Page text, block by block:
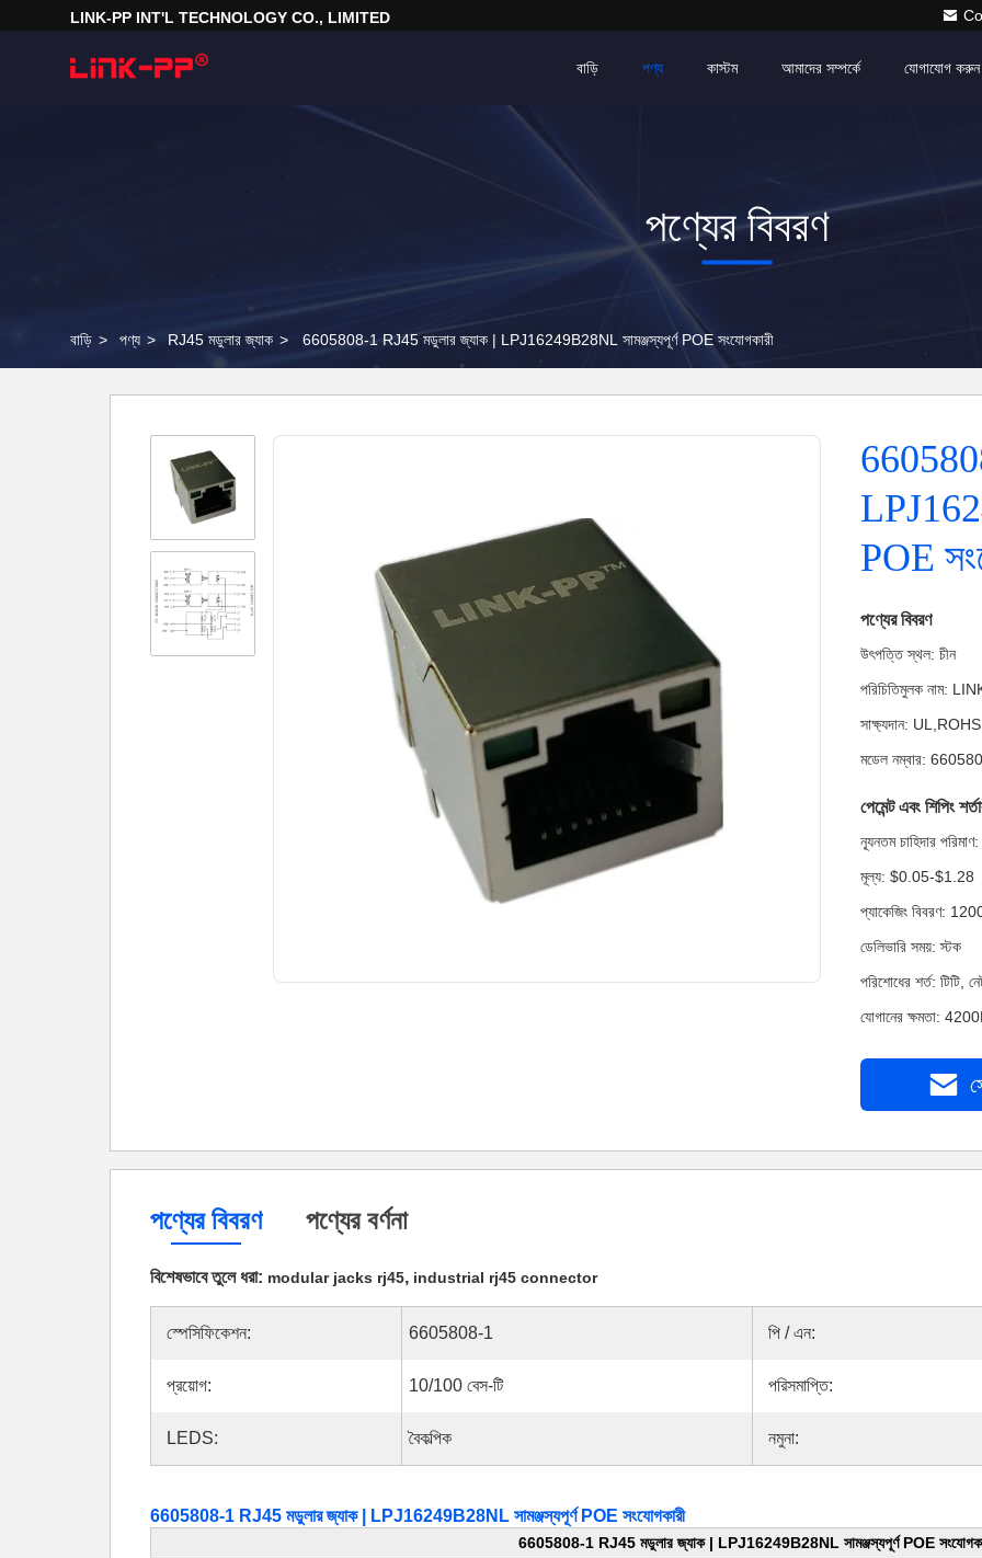
LINK-PP INT'L TECHNOLOGY CO., LIMITED
বাড়ি পণ্য আমাদের সম্পর্কে যোগাযোগ করুন
কাস্টম
পণ্যের বিবরণ
বাড়ি > পণ্য > RJ45 মডুলার জ্যাক > 6605808-1 RJ45 মডুলার জ্যাক | LPJ16249B28NL সামঞ্জস্যপূর্ণ POE সংযোগকারী
POE
পণ্যের বিবরণ
উৎপত্তি স্থল: চীন
পরিচিতিমুলক নাম:
সাক্ষ্যদান:
মডেল নম্বার:
পেমেন্ট এবং শিপিং
ন্যূনতম চাহিদার
মূল্য: $0.05-$1.28
প্যাকেজিং বিবরণ:
ডেলিভারি সময়: স্টক
পরিশোধের শর্ত: টিটি,
যোগানের ক্ষমতা:
পণ্যের বিবরণ পণ্যের বর্ণনা
বিশেষভাবে তুলে ধরা: modular jacks rj45, industrial rj45 connector
স্পেসিফিকেশন: 6605808-1 পি / এন:
প্রয়োগ: 10/100 বেস-টি পরিসমাপ্তি:
LEDS: বৈকল্পিক নমুনা:
6605808-1 RJ45 মডুলার জ্যাক | LPJ16249B28NL সামঞ্জস্যপূর্ণ POE সংযোগকারী
6605808-1 RJ45 মডুলার জ্যাক | LPJ16249B28NL সামঞ্জস্যপূর্ণ POE